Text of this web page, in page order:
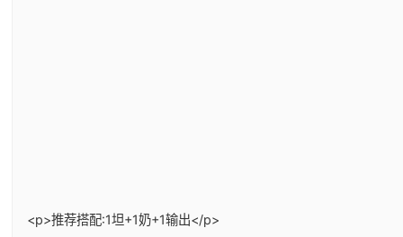
<p>推荐搭配:1坦+1奶+1输出</p>